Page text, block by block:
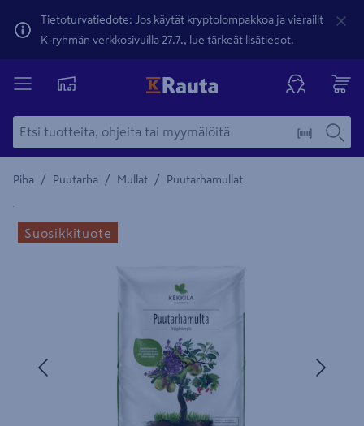
Tietoturvatiedote: Jos käytät kryptolompakkoa ja vierailit
K-ryhmän verkkosivuilla 27.7., lue tärkeät lisätiedot.
Piha / Puutarha / Mullat / Puutarhamullat
Yksityiskohtainen kuvaus löytyy Tuotteen kuvaus -
Suosikkituote